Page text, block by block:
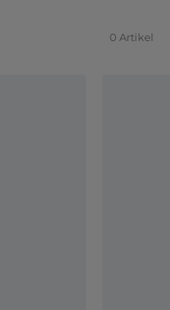
0 Artikel